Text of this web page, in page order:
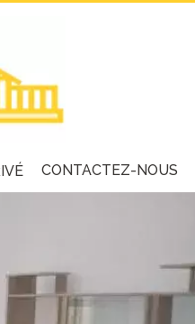
CONTACTEZ-NOUS